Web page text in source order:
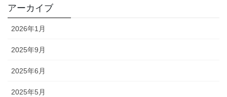
アーカイブ
2026年1月
2025年9月
2025年6月
2025年5月